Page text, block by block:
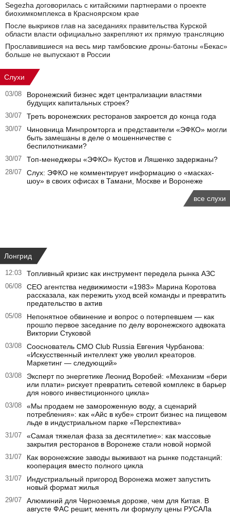
Segezha договорилась с китайскими партнерами о проекте
биохимкомплекса в Красноярском крае
После выкриков глав на заседаниях правительства Курской
области власти официально закрепляют их прямую трансляцию
Прославившиеся на весь мир тамбовские дроны-батоны «Бекас»
больше не выпускают в России
Слухи
03/08
Воронежский бизнес ждет централизации властями
будущих капитальных строек?
30/07 Треть воронежских ресторанов закроется до конца года
30/07
Чиновница Минпромторга и представители «ЭФКО» могли
быть замешаны в деле о мошенничестве с
беспилотниками?
30/07 Топ-менеджеры «ЭФКО» Кустов и Ляшенко задержаны?
28/07
Слух: ЭФКО не комментирует информацию о «масках-
шоу» в своих офисах в Тамани, Москве и Воронеже
все слухи
Лонгрид
12:03 Топливный кризис как инструмент передела рынка АЗС
06/08
CEO агентства недвижимости «1983» Марина Коротова
рассказала, как пережить уход всей команды и превратить
предательство в актив
05/08
Непонятное обвинение и вопрос о потерпевшем — как
прошло первое заседание по делу воронежского адвоката
Виктории Стуковой
03/08
Сооснователь CMO Club Russia Евгения Чурбанова:
«Искусственный интеллект уже уволил креаторов.
Маркетинг — следующий»
03/08
Эксперт по энергетике Леонид Воробей: «Механизм «бери
или плати» рискует превратить сетевой комплекс в барьер
для нового инвестиционного цикла»
03/08
«Мы продаем не замороженную воду, а сценарий
потребления»: как «Айс в кубе» строит бизнес на пищевом
льде в индустриальном парке «Перспектива»
31/07
«Самая тяжелая фаза за десятилетие»: как массовые
закрытия ресторанов в Воронеже стали новой нормой
31/07
Как воронежские заводы выживают на рынке подстанций:
кооперация вместо полного цикла
31/07
Индустриальный пригород Воронежа может запустить
новый формат жилья
29/07
Алюминий для Черноземья дороже, чем для Китая. В
августе ФАС решит, менять ли формулу цены РУСАЛа